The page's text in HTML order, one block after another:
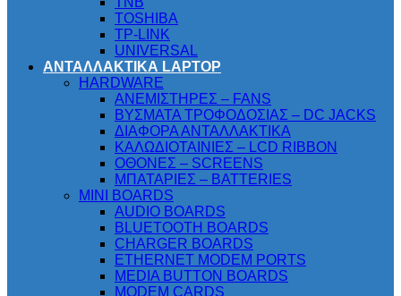
TOSHIBA
TP-LINK
UNIVERSAL
ΑΝΤΑΛΛΑΚΤΙΚΑ LAPTOP
HARDWARE
ΑΝΕΜΙΣΤΗΡΕΣ – FANS
ΒΥΣΜΑΤΑ ΤΡΟΦΟΔΟΣΙΑΣ – DC JACKS
ΔΙΑΦΟΡΑ ΑΝΤΑΛΛΑΚΤΙΚΑ
ΚΑΛΩΔΙΟΤΑΙΝΙΕΣ – LCD RIBBON
ΟΘΟΝΕΣ – SCREENS
ΜΠΑΤΑΡΙΕΣ – BATTERIES
MINI BOARDS
AUDIO BOARDS
BLUETOOTH BOARDS
CHARGER BOARDS
ETHERNET MODEM PORTS
MEDIA BUTTON BOARDS
MODEM CARDS